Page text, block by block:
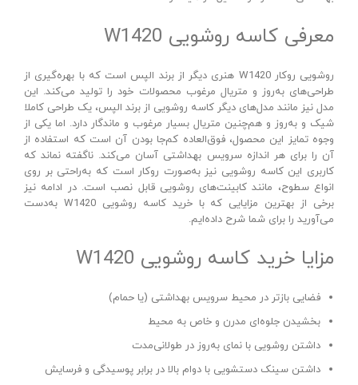
معرفی کاسه روشویی W1420
روشویی روکار W1420 هنری دیگر از برند الپس است که با بهره‌گیری از
طراحی‌های به‌روز و متریال مرغوب محصولات خود را تولید می‌کند. این
مدل نیز مانند مدل‌های دیگر کاسه روشویی از برند الپس، یک طراحی کاملا
شیک و به‌روز و هم‌چنین متریال بسیار مرغوب و ماندگار دارد. اما یکی از
وجوه تمایز این محصول، فوق‌العاده کم‌جا بودن آن است که استفاده از
آن را برای هر اندازه سرویس بهداشتی آسان می‌کند. ناگفته نماند که
کاربری این کاسه روشویی نیز به‌صورت روکار است که به‌راحتی بر روی
انواع سطوح، مانند کابینت‌های روشویی قابل نصب است. در ادامه نیز
برخی از بهترین مزایایی که با خرید کاسه روشویی W1420 به‌دست
می‌آورید را برای شما شرح داده‌ایم.
مزایا خرید کاسه روشویی W1420
فضایی بازتر در محیط سرویس بهداشتی (یا حمام)
بخشیدن جلوه‌ای مدرن و خاص به محیط
داشتن روشویی با نمای به‌روز در طولانی‌مدت
داشتن سینک دستشویی با دوام بالا در برابر پوسیدگی و فرسایش